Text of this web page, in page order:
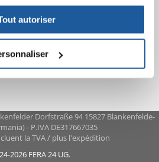
autoriser
Dorfstraße 94 15827 Blankenfelde-
- P.IVA DE317667035
la TVA / plus l'expédition
2026 FERA 24 UG.